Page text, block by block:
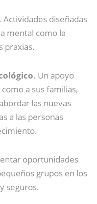
. Actividades diseñadas
mental como la
praxias.
. Un apoyo
a sus familias,
las nuevas
a las personas
oportunidades
grupos en los
seguros.